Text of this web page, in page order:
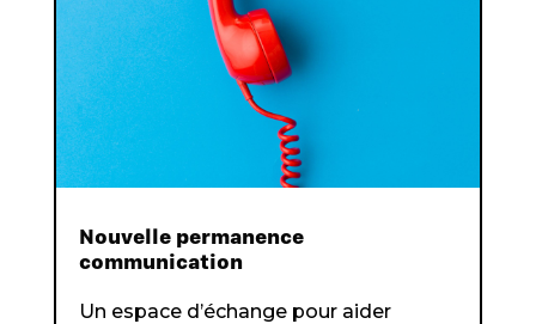
Nouvelle permanence
communication
Un espace d’échange pour aider